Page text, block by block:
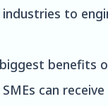
to
benefits
can